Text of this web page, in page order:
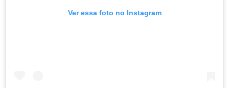
Ver essa foto no Instagram